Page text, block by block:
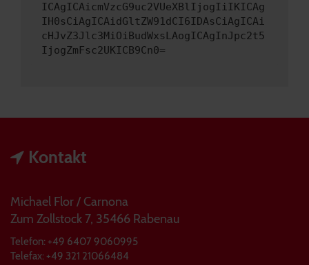
ICAgICAicmVzcG9uc2VUeXBlIjogIiIKICAg
IH0sCiAgICAidGltZW91dCI6IDAsCiAgICAi
cHJvZ3Jlc3MiOiBudWxsLAogICAgInJpc2t5
IjogZmFsc2UKICB9Cn0=
Kontakt
Michael Flor / Carnona
Zum Zollstock 7, 35466 Rabenau
Telefon: +49 6407 9060995
Telefax: +49 321 21066484